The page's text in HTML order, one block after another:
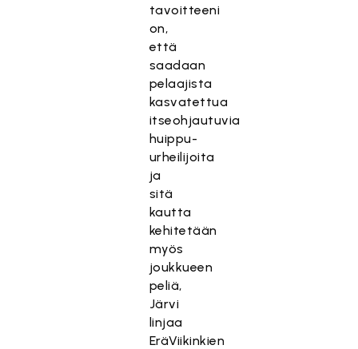
tavoitteeni
on,
että
saadaan
pelaajista
kasvatettua
itseohjautuvia
huippu-
urheilijoita
ja
sitä
kautta
kehitetään
myös
joukkueen
peliä,
Järvi
linjaa
EräViikinkien